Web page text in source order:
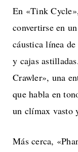
En «Tink
convertirse en
cáustica línea
y cajas
Crawler», una
que habla en
un clímax vasto
Más cerca,